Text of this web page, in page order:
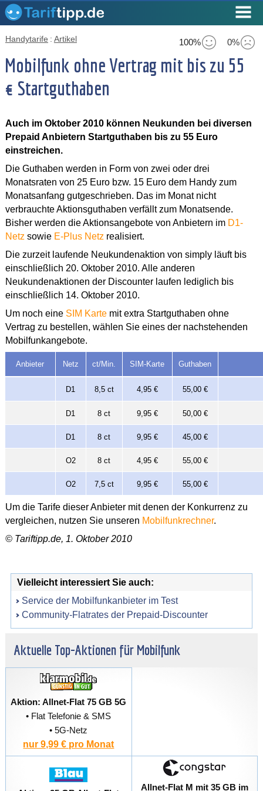
100% 0%
Handytarife : Artikel
Mobilfunk ohne Vertrag mit bis zu 55
€ Startguthaben
Auch im Oktober 2010 können Neukunden bei diversen
Prepaid Anbietern Startguthaben bis zu 55 Euro
einstreichen.
Die Guthaben werden in Form von zwei oder drei
Monatsraten von 25 Euro bzw. 15 Euro dem Handy zum
Monatsanfang gutgeschrieben. Das im Monat nicht
verbrauchte Aktionsguthaben verfällt zum Monatsende.
Bisher werden die Aktionsangebote von Anbietern im D1-
Netz sowie E-Plus Netz realisiert.
Die zurzeit laufende Neukundenaktion von simply läuft bis
einschließlich 20. Oktober 2010. Alle anderen
Neukundenaktionen der Discounter laufen lediglich bis
einschließlich 14. Oktober 2010.
Um noch eine SIM Kartemit extra Startguthaben ohne
Vertrag zu bestellen, wählen Sie eines der nachstehenden
Mobilfunkangebote.
Anbieter Netz ct/Min. SIM-Karte Guthaben
D1 8,5 ct 4,95 € 55,00 €
D1 8 ct 9,95 € 50,00 €
D1 8 ct 9,95 € 45,00 €
O2 8 ct 4,95 € 55,00 €
O2 7,5 ct 9,95 € 55,00 €
Um die Tarife dieser Anbieter mit denen der Konkurrenz zu
vergleichen, nutzen Sie unseren Mobilfunkrechner.
© Tariftipp.de, 1. Oktober 2010
Vielleicht interessiert Sie auch:
Service der Mobilfunkanbieter im Test
Community-Flatrates der Prepaid-Discounter
Aktuelle Top-Aktionen für Mobilfunk
Aktion: Allnet-Flat 75 GB 5G
• Flat Telefonie & SMS
• 5G-Netz
nur 9,99 € pro Monat
Allnet-Flat M mit 35 GB im